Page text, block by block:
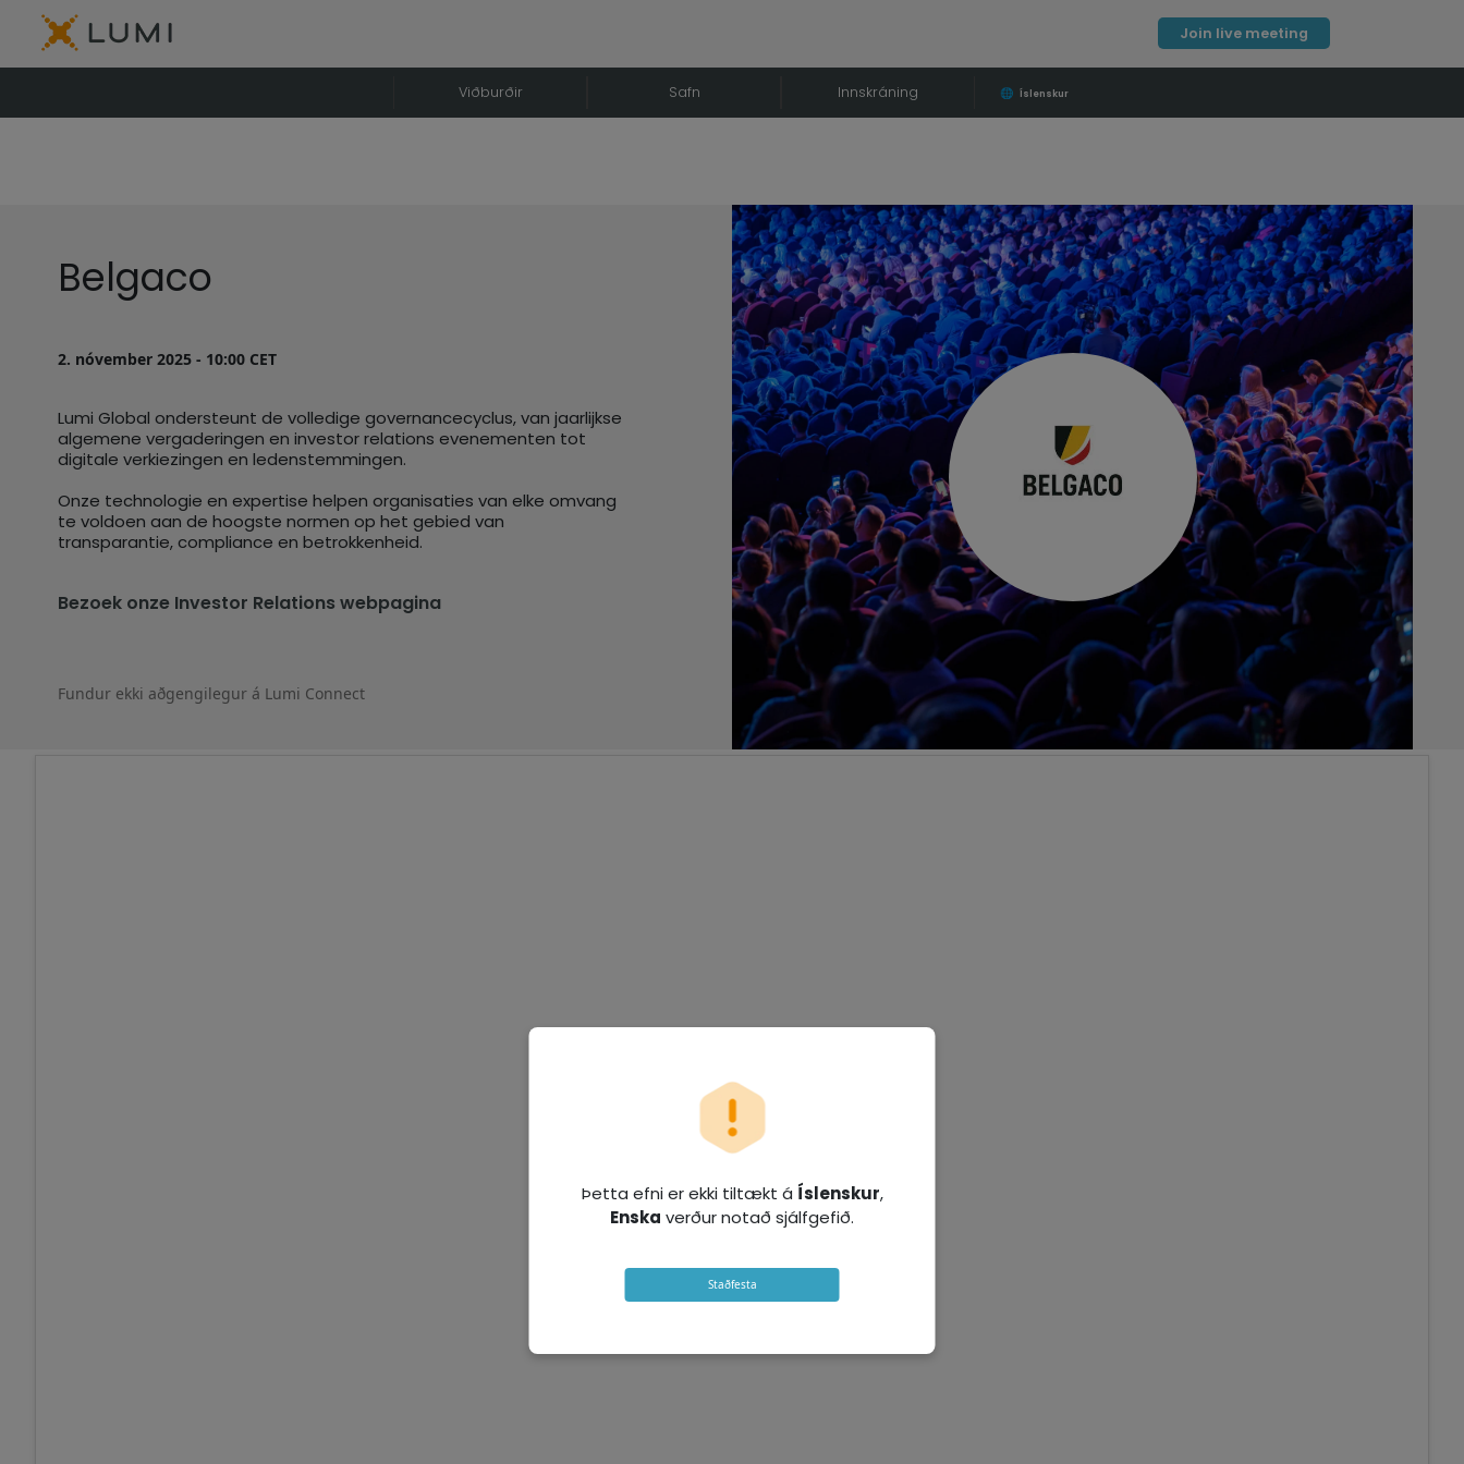
Join live meeting
Viðburðir Safn Innskráning 🌐 Íslenskur
Þetta efni er ekki tiltækt á Íslenskur,
Enska verður notað sjálfgefið.
Staðfesta
Belgaco
2. nóvember 2025 - 10:00 CET
Lumi Global ondersteunt de volledige governancecyclus, van jaarlijkse
algemene vergaderingen en investor relations evenementen tot
digitale verkiezingen en ledenstemmingen.
Onze technologie en expertise helpen organisaties van elke omvang
te voldoen aan de hoogste normen op het gebied van
transparantie, compliance en betrokkenheid.
Bezoek onze Investor Relations webpagina
Fundur ekki aðgengilegur á Lumi Connect